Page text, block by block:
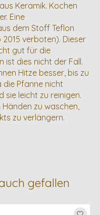
Keramik. Kochen
Eine
dem Stoff Teflon
verboten). Dieser
gut für die
ist dies nicht der Fall.
Hitze besser, bis zu
die Pfanne nicht
sie leicht zu reinigen.
zu waschen,
zu verlängern.
gefallen